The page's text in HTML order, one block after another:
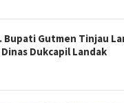
Bupati Gutmen Tinjau
Dukcapil Landak